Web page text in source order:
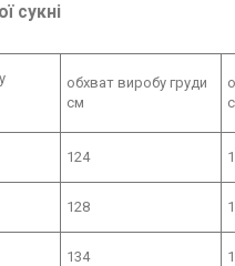
сукні
обхват виробу груди
см
124
128
134